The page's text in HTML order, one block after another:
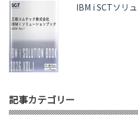
IBM i SCTソリ
記事カテゴリー